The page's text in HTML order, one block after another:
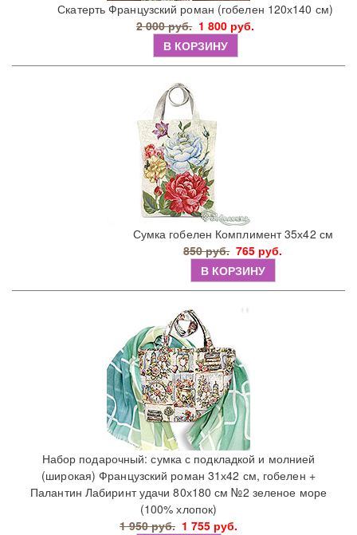
Скатерть Французский роман (гобелен 120х140 см)
2 000 руб. 1 800 руб.
В КОРЗИНУ
Сумка гобелен Комплимент 35х42 см
850 руб. 765 руб.
В КОРЗИНУ
Набор подарочный: сумка с подкладкой и молнией
(широкая) Французский роман 31х42 см, гобелен +
Палантин Лабиринт удачи 80х180 см №2 зеленое море
(100% хлопок)
1 950 руб. 1 755 руб.